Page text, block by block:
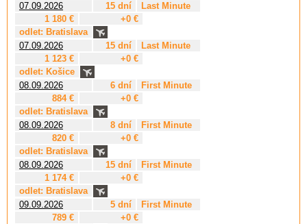
07.09.2026
15 dní
Last Minute
1 180 €
+0 €
odlet: Bratislava
07.09.2026
15 dní
Last Minute
1 123 €
+0 €
odlet: Košice
08.09.2026
6 dní
First Minute
884 €
+0 €
odlet: Bratislava
08.09.2026
8 dní
First Minute
820 €
+0 €
odlet: Bratislava
08.09.2026
15 dní
First Minute
1 174 €
+0 €
odlet: Bratislava
09.09.2026
5 dní
First Minute
789 €
+0 €